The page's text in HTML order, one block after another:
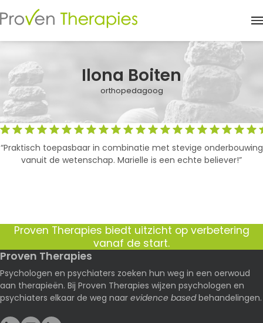
Ilona Boiten
orthopedagoog
“Praktisch toepasbaar in combinatie met stevige onderbouwing
vanuit de wetenschap. Marielle is een echte believer!”
Proven Therapies biedt uitzicht op verbetering
vanaf de start.
Proven Therapies
Psychologen en psychiaters zoeken hun weg in een oerwoud
aan therapieën. Bij Proven Therapies wijzen psychologen en
psychiaters elkaar de weg naar evidence basedbehandelingen.